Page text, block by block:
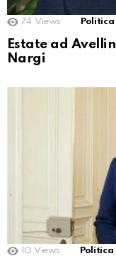
74 Views Politica
Estate ad
Nargi
10 Views Politica